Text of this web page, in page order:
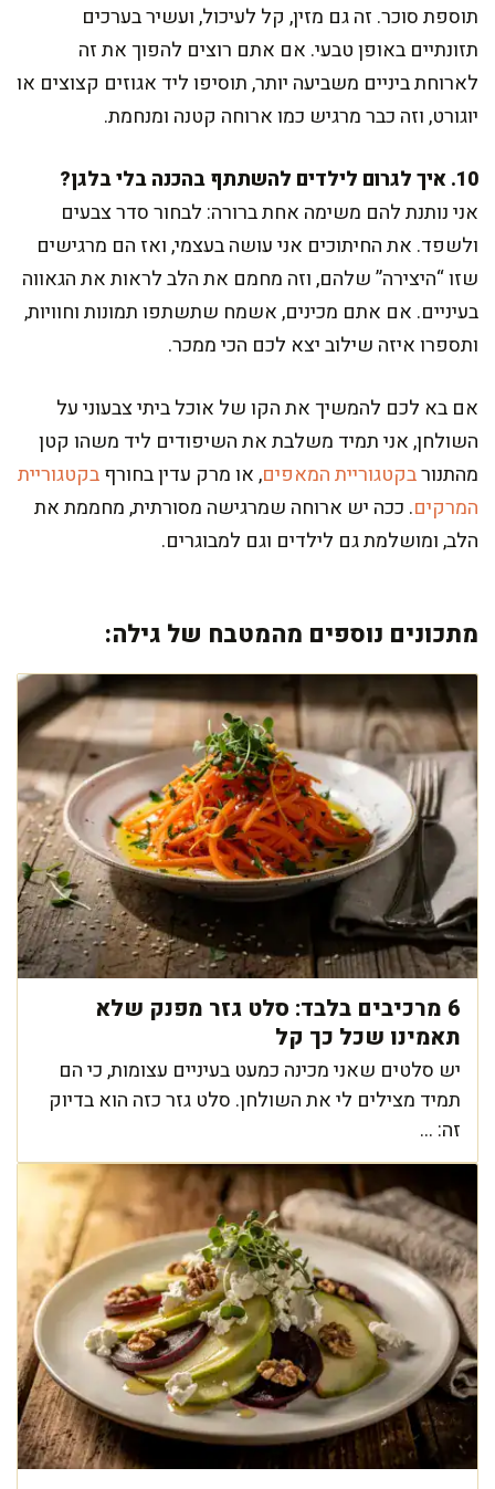
תוספת סוכר. זה גם מזין, קל לעיכול, ועשיר בערכים
תזונתיים באופן טבעי. אם אתם רוצים להפוך את זה
לארוחת ביניים משביעה יותר, תוסיפו ליד אגוזים קצוצים או
יוגורט, וזה כבר מרגיש כמו ארוחה קטנה ומנחמת.
10. איך לגרום לילדים להשתתף בהכנה בלי בלגן?
אני נותנת להם משימה אחת ברורה: לבחור סדר צבעים
ולשפד. את החיתוכים אני עושה בעצמי, ואז הם מרגישים
שזו “היצירה” שלהם, וזה מחמם את הלב לראות את הגאווה
בעיניים. אם אתם מכינים, אשמח שתשתפו תמונות וחוויות,
ותספרו איזה שילוב יצא לכם הכי ממכר.
אם בא לכם להמשיך את הקו של אוכל ביתי צבעוני על
השולחן, אני תמיד משלבת את השיפודים ליד משהו קטן
מהתנורבקטגוריית המאפים, או מרק עדין בחורףבקטגוריית
המרקים. ככה יש ארוחה שמרגישה מסורתית, מחממת את
הלב, ומושלמת גם לילדים וגם למבוגרים.
מתכונים נוספים מהמטבח של גילה:
6 מרכיבים בלבד: סלט גזר מפנק שלא
תאמינו שכל כך קל
יש סלטים שאני מכינה כמעט בעיניים עצומות, כי הם
תמיד מצילים לי את השולחן. סלט גזר כזה הוא בדיוק
זה: ...